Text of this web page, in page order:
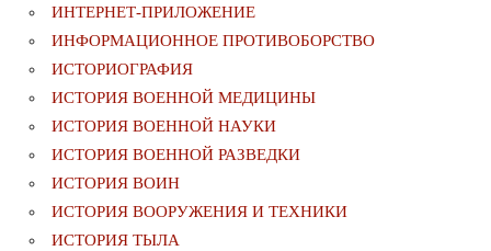
ИНТЕРНЕТ-ПРИЛОЖЕНИЕ
ИНФОРМАЦИОННОЕ ПРОТИВОБОРСТВО
ИСТОРИОГРАФИЯ
ИСТОРИЯ ВОЕННОЙ МЕДИЦИНЫ
ИСТОРИЯ ВОЕННОЙ НАУКИ
ИСТОРИЯ ВОЕННОЙ РАЗВЕДКИ
ИСТОРИЯ ВОИН
ИСТОРИЯ ВООРУЖЕНИЯ И ТЕХНИКИ
ИСТОРИЯ ТЫЛА